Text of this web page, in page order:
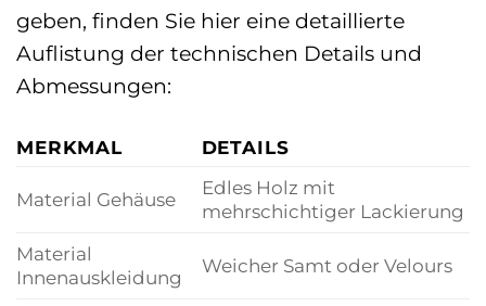
geben, finden Sie hier eine detaillierte
Auflistung der technischen Details und
Abmessungen:
MERKMAL DETAILS
Material Gehäuse
Edles Holz mit
mehrschichtiger Lackierung
Material
Innenauskleidung
Weicher Samt oder Velours